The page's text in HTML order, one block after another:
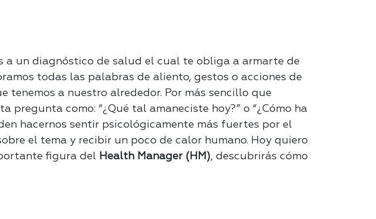
a un diagnóstico de salud el cual te obliga a armarte de
todas las palabras de aliento, gestos o acciones de
tenemos a nuestro alrededor. Por más sencillo que
pregunta como: “¿Qué tal amaneciste hoy?” o “¿Cómo ha
hacernos sentir psicológicamente más fuertes por el
el tema y recibir un poco de calor humano. Hoy quiero
figura del Health Manager (HM), descubrirás cómo